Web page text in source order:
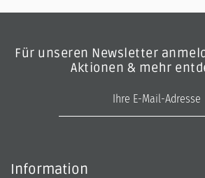
Für unseren Newsletter
Aktionen & mehr
Information